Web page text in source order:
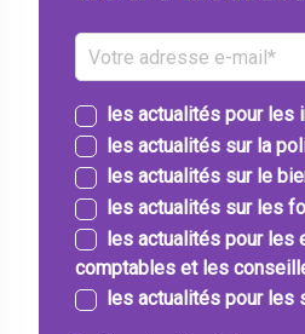
les actualités pour les
les actualités sur la
les actualités sur le
les actualités sur les
les actualités pour les
comptables et les
les actualités pour les